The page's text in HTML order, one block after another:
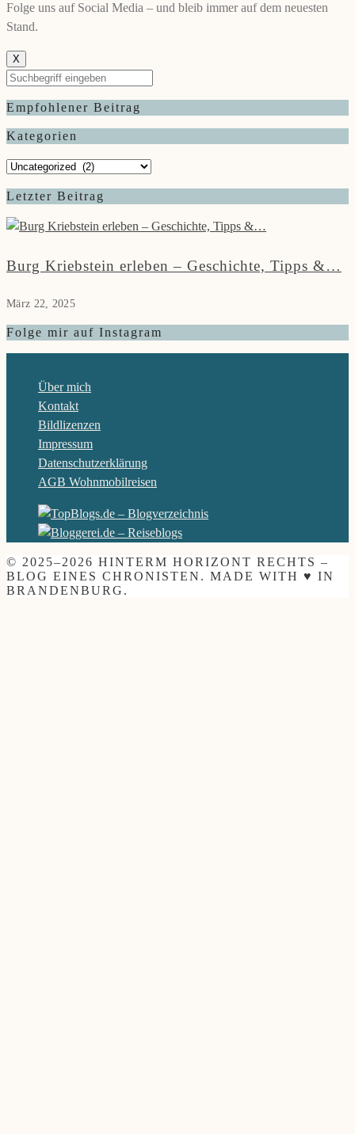
Folge uns auf Social Media – und bleib immer auf dem neuesten
Stand.
X
Empfohlener Beitrag
Kategorien
Kategorien
Letzter Beitrag
Burg Kriebstein erleben – Geschichte, Tipps &…
März 22, 2025
Folge mir auf Instagram
Über mich
Kontakt
Bildlizenzen
Impressum
Datenschutzerklärung
AGB Wohnmobilreisen
© 2025–2026 HINTERM HORIZONT RECHTS –
BLOG EINES CHRONISTEN. MADE WITH ♥ IN
BRANDENBURG.